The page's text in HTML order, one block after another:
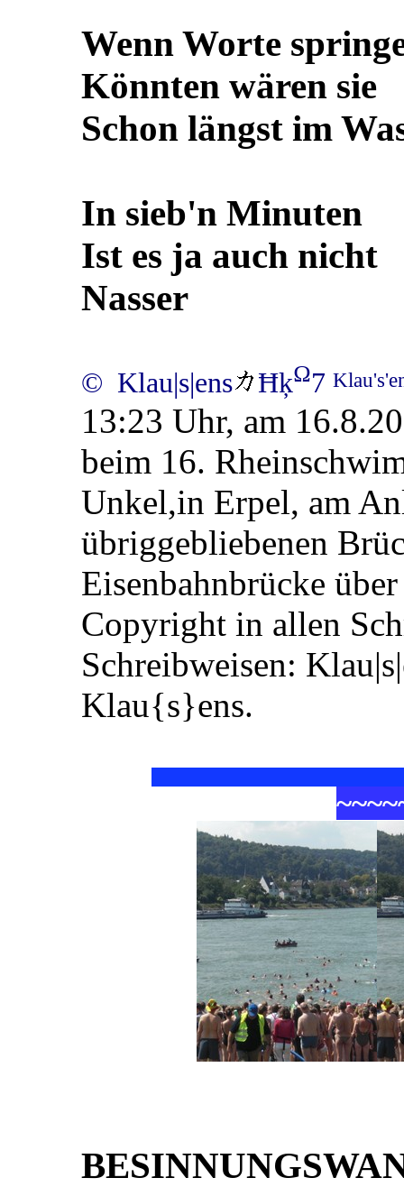
Wenn Worte
Könnten wären sie
Schon längst im
In sieb'n Minuten
Ist es ja auch nicht
Nasser
© Klau|s|ens ĦķΩ7
13:23 Uhr, am
beim 16.
Unkel,in Erpel, am
übriggebliebenen
Eisenbahnbrücke
Copyright in allen
Schreibweisen:
Klau{s}ens.
~~~~